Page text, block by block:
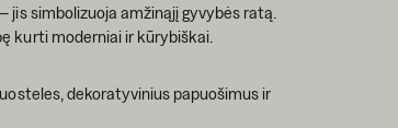
jis simbolizuoja amžinąjį gyvybės ratą.
kurti moderniai ir kūrybiškai.
dekoratyvinius papuošimus ir